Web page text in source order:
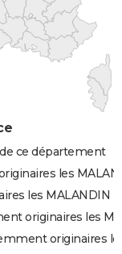
ce département
les
les MALANDIN
originaires les
originaires